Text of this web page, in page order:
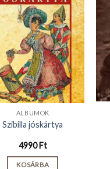
ALBUMOK
Szibilla jóskártya
4990Ft
KOSÁRBA